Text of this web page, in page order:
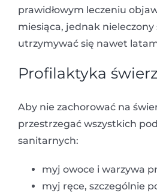
prawidłowym leczeniu
miesiąca, jednak nieleczony
utrzymywać się nawet
Profilaktyka
Aby nie zachorować na
przestrzegać wszystkich
sanitarnych:
myj owoce i warzywa
myj ręce, szczególnie